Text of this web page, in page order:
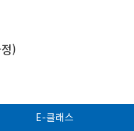
)
E-클래스